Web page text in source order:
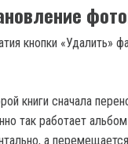
кнопки «Удалить»
книги сначала
так работает
а